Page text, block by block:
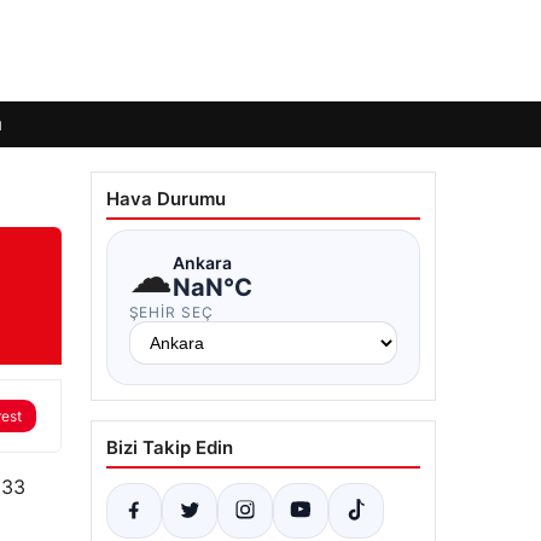
Hava Durumu
☁Ankara
NaN°C
ŞEHIR SEÇ
Bizi Takip Edin